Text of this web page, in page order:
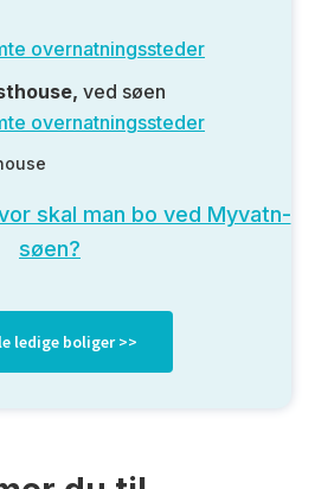
overnatningssteder
ved søen
overnatningssteder
skal man bo ved Myvatn-
søen?
ledige boliger >>